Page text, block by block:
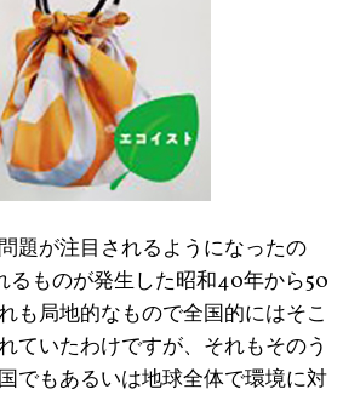
題が注目されるようになったの
るものが発生した昭和40年から50
も局地的なもので全国的にはそこ
ていたわけですが、それもそのう
でもあるいは地球全体で環境に対